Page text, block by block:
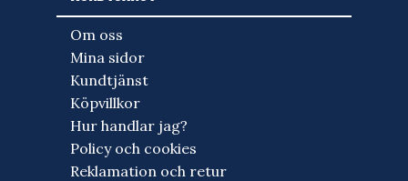
Om oss
Mina sidor
Kundtjänst
Köpvillkor
Hur handlar jag?
Policy och cookies
Reklamation och retur